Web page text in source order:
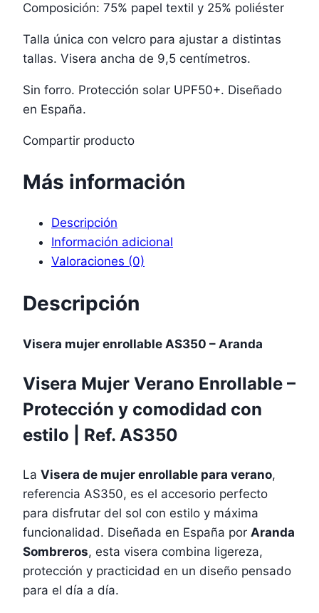
Composición: 75% papel textil y 25% poliéster
Talla única con velcro para ajustar a distintas
tallas. Visera ancha de 9,5 centímetros.
Sin forro. Protección solar UPF50+. Diseñado
en España.
Compartir producto
Más información
Descripción
Información adicional
Valoraciones (0)
Descripción
Visera mujer enrollable AS350 – Aranda
Visera Mujer Verano Enrollable –
Protección y comodidad con
estilo | Ref. AS350
La Visera de mujer enrollable para verano,
referencia AS350, es el accesorio perfecto
para disfrutar del sol con estilo y máxima
funcionalidad. Diseñada en España por Aranda
Sombreros, esta visera combina ligereza,
protección y practicidad en un diseño pensado
para el día a día.